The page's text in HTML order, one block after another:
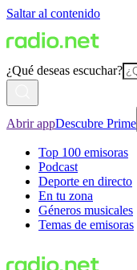
Saltar al contenido
¿Qué deseas escuchar?
Abrir appDescubre Prime
Top 100 emisoras
Podcast
Deporte en directo
En tu zona
Géneros musicales
Temas de emisoras